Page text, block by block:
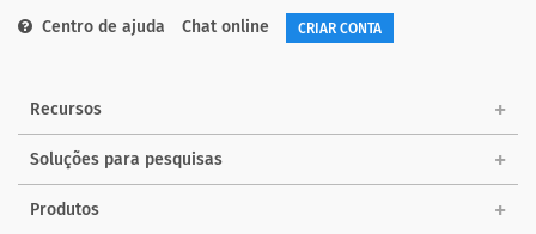
Centro de ajuda Chat online CRIAR CONTA
Recursos
Soluções para pesquisas
Produtos